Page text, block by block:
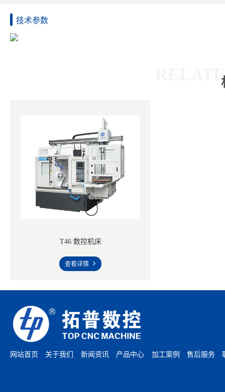
技术参数
T46 数控机床
查看详情
网站首页 关于我们 新闻资讯 产品中心 加工案例 售后服务